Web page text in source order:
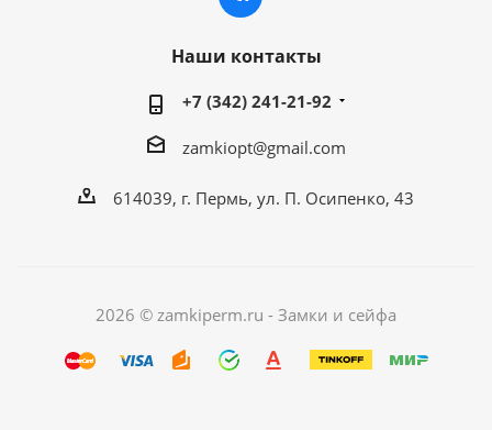
Наши контакты
+7 (342) 241-21-92
zamkiopt@gmail.com
614039, г. Пермь, ул. П. Осипенко, 43
2026 © zamkiperm.ru - Замки и сейфа